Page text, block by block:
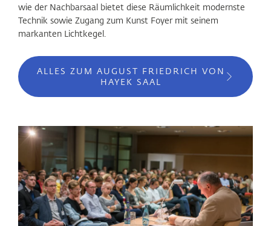
wie der Nachbarsaal bietet diese Räumlichkeit modernste
Technik sowie Zugang zum Kunst Foyer mit seinem
markanten Lichtkegel.
ALLES ZUM AUGUST FRIEDRICH VON
HAYEK SAAL